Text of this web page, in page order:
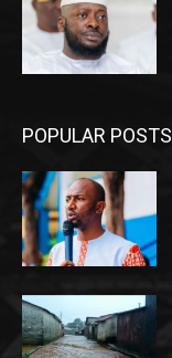
POPULAR POSTS